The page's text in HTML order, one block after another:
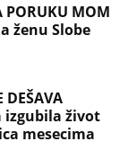
PORUKU MOM
ženu Slobe
DEŠAVA
izgubila život
mesecima